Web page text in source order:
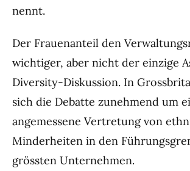
nennt.
Der Frauenanteil den
wichtiger, aber nicht der einzige
Diversity-Diskussion. In
sich die Debatte zunehmend um
angemessene Vertretung von
Minderheiten in den
grössten Unternehmen.